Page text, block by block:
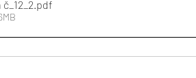
.pdf